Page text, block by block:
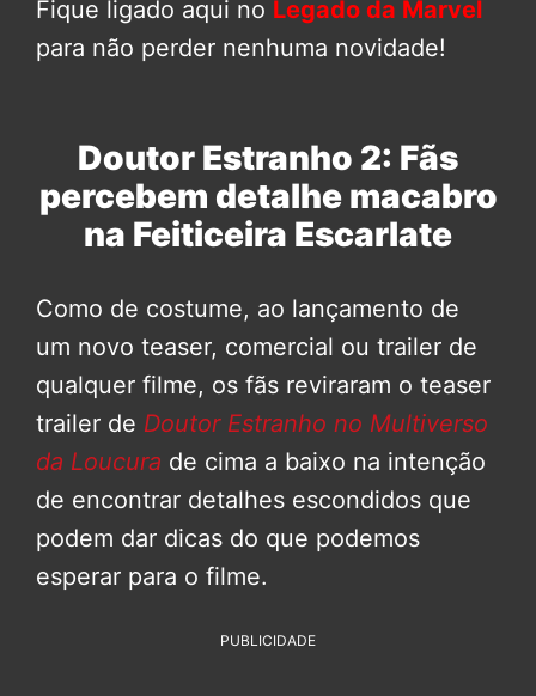
Fique ligado aqui no Legado da Marvel
para não perder nenhuma novidade!
Doutor Estranho 2: Fãs
percebem detalhe macabro
na Feiticeira Escarlate
Como de costume, ao lançamento de
um novo teaser, comercial ou trailer de
qualquer filme, os fãs reviraram o teaser
trailer de Doutor Estranho no Multiverso
da Loucura de cima a baixo na intenção
de encontrar detalhes escondidos que
podem dar dicas do que podemos
esperar para o filme.
PUBLICIDADE